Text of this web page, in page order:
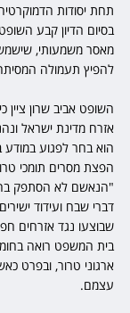
תחת יסודות
בסיום הדיון קבע
מאסר משמעותי,
להפיץ תעמולה
השופט אביב שרון
אזרח מדינת ישראל
הוא בחר לפגוע
הפצת מסרים תומכי
"הנאשם לא הסתפק
דברי שבח ועידוד
שבוצעו נגד אזרחים
בית המשפט רואה
ארגוני טרור, ובפרט
עצמם.